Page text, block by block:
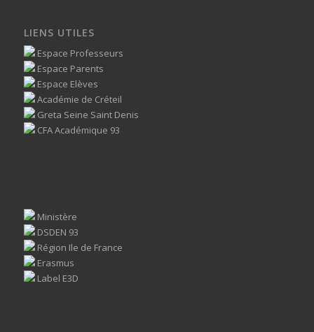
LIENS UTILES
Espace Professeurs
Espace Parents
Espace Elèves
Académie de Créteil
Greta Seine Saint Denis
CFA Académique 93
Ministère
DSDEN 93
Région Ile de France
Erasmus
Label E3D